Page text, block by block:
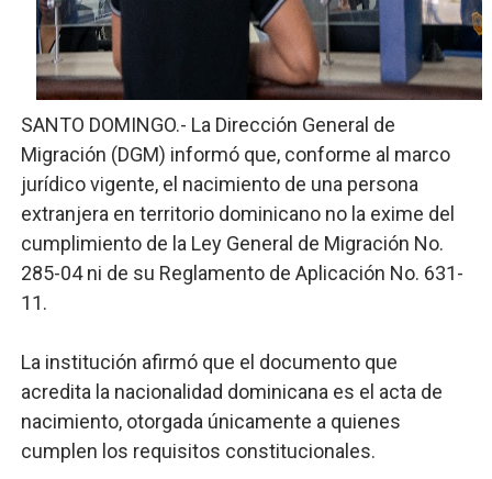
El PRM renueva su cúpula directiva: Luis Abinader
Fellito Suberví inspecciona obras en las “villas” y
Comedores Comunitarios de DASAC garantizan
UNTC inicia ofensiva para recuperar fuerza gremial
PRM escogerá este domingo su nueva cúpula
SANTO DOMINGO.- La Dirección General de
Migración (DGM) informó que, conforme al marco
jurídico vigente, el nacimiento de una persona
extranjera en territorio dominicano no la exime del
cumplimiento de la Ley General de Migración No.
285-04 ni de su Reglamento de Aplicación No. 631-
11.
La institución afirmó que el documento que
acredita la nacionalidad dominicana es el acta de
nacimiento, otorgada únicamente a quienes
cumplen los requisitos constitucionales.